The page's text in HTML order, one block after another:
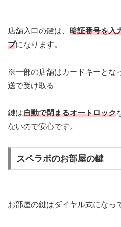
店舗入口の鍵は、 暗証番号を入
プになります。
※一部の店舗はカードキーとな
送で受け取る
鍵は自動で閉まるオートロック
ないので安心です。
スペラボのお部屋の鍵
お部屋の鍵はダイヤル式になっ